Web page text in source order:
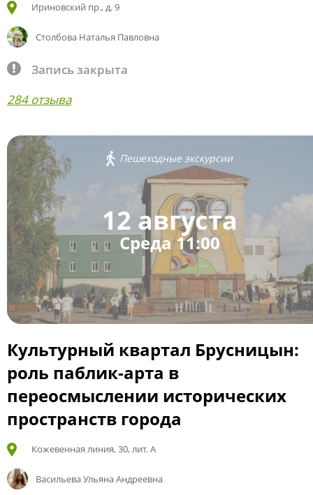
Ириновский пр., д. 9
Столбова Наталья Павловна
Запись закрыта
284 отзыва
Пешеходные экскурсии
12 августа
Среда 11:00
Культурный квартал Брусницын:
роль паблик-арта в
переосмыслении исторических
пространств города
Кожевенная линия, 30, лит. А
Васильева Ульяна Андреевна